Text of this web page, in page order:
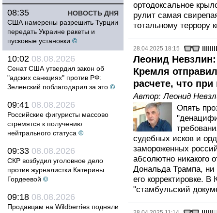
НОВОСТЬ ДНЯ
08:35
США намерены разрешить Турции
передать Украине ракеты и
пусковые установки ©
10:02 08.08.2026
Сенат США утвердил закон об
"адских санкциях" против РФ:
Зеленский поблагодарил за это ©
09:41 08.08.2026
Российские фигуристы массово
стремятся к получению
нейтрального статуса ©
09:33 08.08.2026
СКР возбудил уголовное дело
против журналистки Катерины
Гордеевой ©
09:18 08.08.2026
Продавцам на Wildberries подняли
ортодоксальное
рулит самая
тотальному террору
28.04.2025 18:15
Леонид
Кремля
расчете, что
Автор:Леонид
Опять
судебных исков и
замороженных
абсолютно никакого
Дональда Трампа,
его корректировке.
"стамбульский